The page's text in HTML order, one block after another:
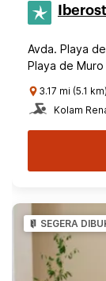
Avda. Playa
Playa de
3.17 mi (5.1
Kolam
SEGERA